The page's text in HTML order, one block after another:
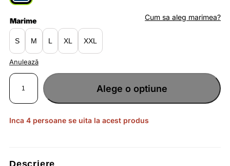
fost:
lei139.90.
lei90.94.
Marime
S M L XL XXL
Anulează
Cum sa aleg marimea?
Cantitate
sport
femei,
lungi
4F
Alege o optiune
Inca 4 persoane se uita la acest produs
Descriere